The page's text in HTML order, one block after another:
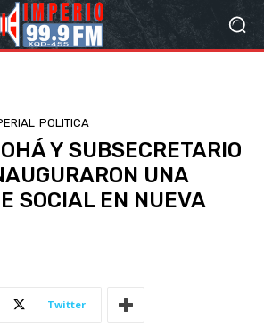
POLITICA
Y SUBSECRETARIO
UNA
SOCIAL EN NUEVA
Twitter